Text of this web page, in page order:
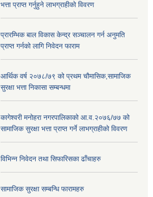
भत्ता प्राप्त गर्नुहुने लाभग्राहीको विवरण
प्रारम्भिक बाल विकास केन्द्र सञ्चालन गर्न अनुमति
प्राप्त गर्नको लागि निवेदन फाराम
आर्थिक वर्ष २०७८/७९ को प्रथम चौमासिक,सामाजिक
सुरक्षा भत्ता निकासा सम्बन्धमा
कागेश्वरी मनोहरा नगरपालिकाको आ.व.२०७६/७७ को
सामाजिक सुरक्षा भत्ता प्राप्त गर्ने लाभग्राहीको विवरण
विभिन्न निवेदन तथा सिफारिसका ढाँचाहरु
सामाजिक सुरक्षा सम्बन्धि फारामहरु